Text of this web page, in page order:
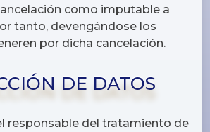
como imputable a
tanto, devengándose los
por dicha cancelación.
DE DATOS
responsable del tratamiento de